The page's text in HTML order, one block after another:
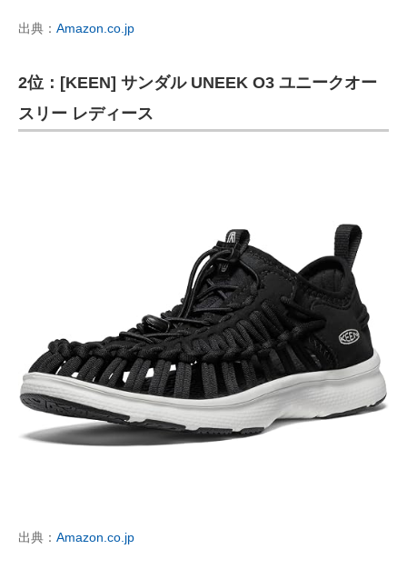
出典： Amazon.co.jp
2位：[KEEN] サンダル UNEEK O3 ユニークオー
スリー レディース
出典： Amazon.co.jp